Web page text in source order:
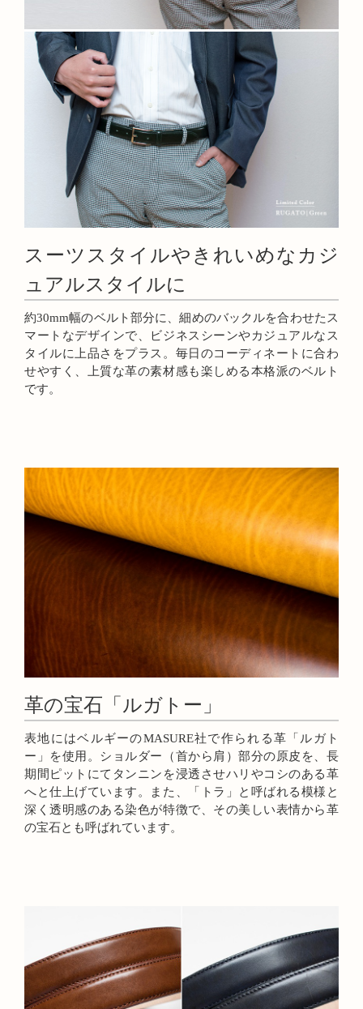
スーツスタイルやきれいめなカジ
ュアルスタイルに
約30mm幅のベルト部分に、細めのバックルを合わせたス
マートなデザインで、ビジネスシーンやカジュアルなス
タイルに上品さをプラス。毎日のコーディネートに合わ
せやすく、上質な革の素材感も楽しめる本格派のベルト
です。
革の宝石「ルガトー」
表地にはベルギーのMASURE社で作られる革「ルガト
ー」を使用。ショルダー（首から肩）部分の原皮を、長
期間ピットにてタンニンを浸透させハリやコシのある革
へと仕上げています。また、「トラ」と呼ばれる模様と
深く透明感のある染色が特徴で、その美しい表情から革
の宝石とも呼ばれています。